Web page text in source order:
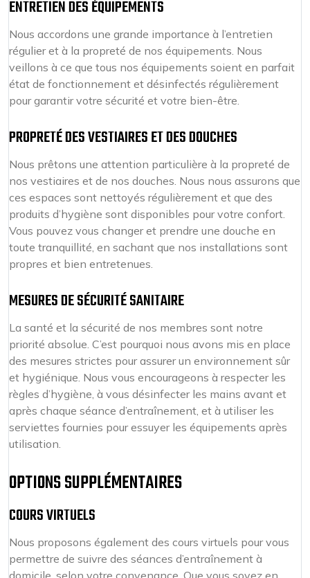
ENTRETIEN DES ÉQUIPEMENTS
Nous accordons une grande importance à l’entretien
régulier et à la propreté de nos équipements. Nous
veillons à ce que tous nos équipements soient en parfait
état de fonctionnement et désinfectés régulièrement
pour garantir votre sécurité et votre bien-être.
PROPRETÉ DES VESTIAIRES ET DES DOUCHES
Nous prêtons une attention particulière à la propreté de
nos vestiaires et de nos douches. Nous nous assurons que
ces espaces sont nettoyés régulièrement et que des
produits d’hygiène sont disponibles pour votre confort.
Vous pouvez vous changer et prendre une douche en
toute tranquillité, en sachant que nos installations sont
propres et bien entretenues.
MESURES DE SÉCURITÉ SANITAIRE
La santé et la sécurité de nos membres sont notre
priorité absolue. C’est pourquoi nous avons mis en place
des mesures strictes pour assurer un environnement sûr
et hygiénique. Nous vous encourageons à respecter les
règles d’hygiène, à vous désinfecter les mains avant et
après chaque séance d’entraînement, et à utiliser les
serviettes fournies pour essuyer les équipements après
utilisation.
OPTIONS SUPPLÉMENTAIRES
COURS VIRTUELS
Nous proposons également des cours virtuels pour vous
permettre de suivre des séances d’entraînement à